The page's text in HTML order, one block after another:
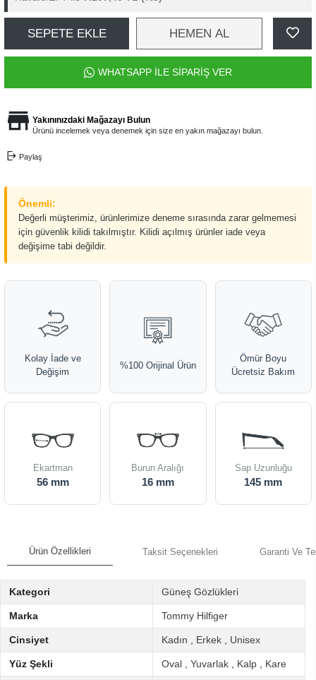
SEPETE EKLE HEMEN AL
WHATSAPP İLE SİPARİŞ VER
Yakınınızdaki Mağazayı Bulun
Ürünü incelemek veya denemek için size en yakın mağazayı bulun.
Paylaş
Önemli:
Değerli müşterimiz, ürünlerimize deneme sırasında zarar gelmemesi
için güvenlik kilidi takılmıştır. Kilidi açılmış ürünler iade veya
değişime tabi değildir.
Kolay İade ve
Değişim
%100 Orijinal Ürün
Ömür Boyu
Ücretsiz Bakım
Ekartman
56 mm
Burun Aralığı
16 mm
Sap Uzunluğu
145 mm
Ürün Özellikleri Taksit Seçenekleri Garanti Ve
Kategori Güneş Gözlükleri
Marka Tommy Hilfiger
Cinsiyet Kadın Erkek Unisex
Yüz Şekli Oval Yuvarlak Kalp Kare